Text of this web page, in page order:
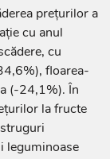
prețurilor a
cu anul
cu
floarea-
(-24,1%). În
la fructe
leguminoase